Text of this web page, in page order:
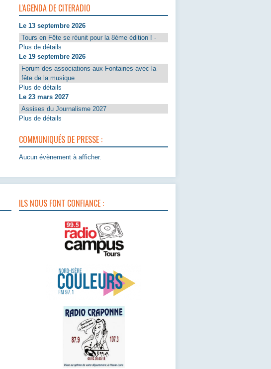
L'AGENDA DE CITERADIO
Le 13 septembre 2026
Tours en Fête se réunit pour la 8ème édition ! -
Plus de détails
Le 19 septembre 2026
Forum des associations aux Fontaines avec la
fête de la musique
Plus de détails
Le 23 mars 2027
Assises du Journalisme 2027
Plus de détails
COMMUNIQUÉS DE PRESSE :
Aucun évènement à afficher.
ILS NOUS FONT CONFIANCE :